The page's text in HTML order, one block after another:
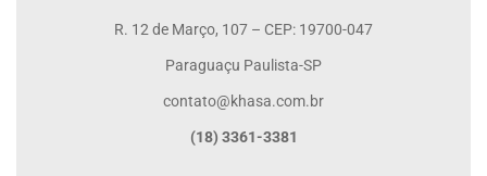
R. 12 de Março, 107 – CEP: 19700-047
Paraguaçu Paulista-SP
contato@khasa.com.br
(18) 3361-3381